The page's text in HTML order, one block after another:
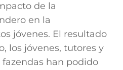
de la
en la
jóvenes. El resultado
los jóvenes, tutores y
han podido